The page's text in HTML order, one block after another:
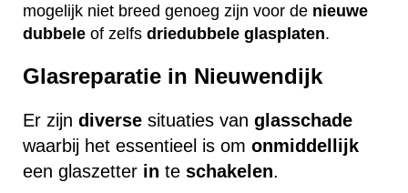
mogelijk niet breed genoeg zijn voor de nieuwe
dubbele of zelfs driedubbele glasplaten.
Glasreparatie in Nieuwendijk
Er zijn diverse situaties van glasschade
waarbij het essentieel is om onmiddellijk
een glaszetter in te schakelen.